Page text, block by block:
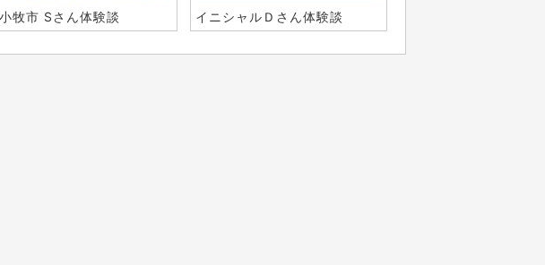
牧市 Sさん体験談 イニシャルＤさん体験談